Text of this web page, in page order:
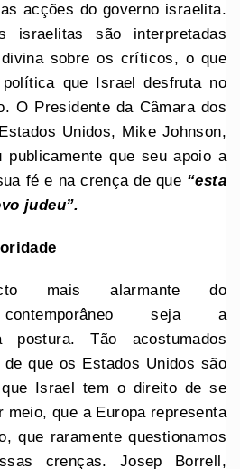
acções do governo israelita.
israelitas são interpretadas
sobre os críticos, o que
que Israel desfruta no
O Presidente da Câmara dos
Unidos, Mike Johnson,
publicamente que seu apoio a
fé e na crença de que “esta
judeu”.
mais alarmante do
contemporâneo seja a
postura. Tão acostumados
que os Estados Unidos são
Israel tem o direito de se
meio, que a Europa representa
que raramente questionamos
crenças. Josep Borrell,